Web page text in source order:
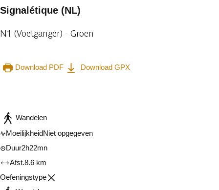
Signalétique (NL)
N1 (Voetganger) - Groen
Download PDF
Download GPX
Wandelen
MoeilijkheidNiet opgegeven
Duur2h22mn
Afst.8.6 km
Oefeningstype